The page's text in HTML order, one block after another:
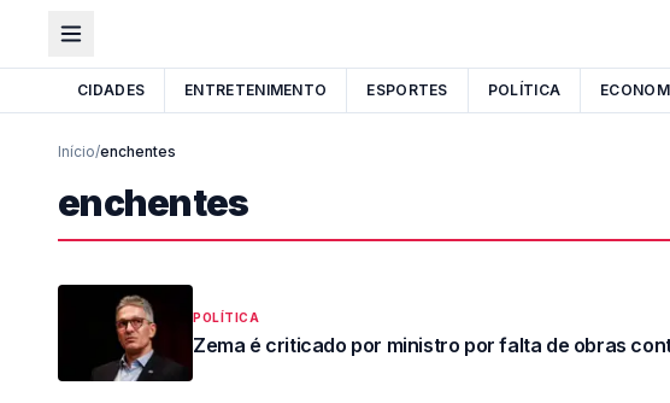
CIDADES ENTRETENIMENTO ESPORTES POLÍTICA
Início/enchentes
enchentes
POLÍTICA
Zema é criticado por ministro por falta de obras